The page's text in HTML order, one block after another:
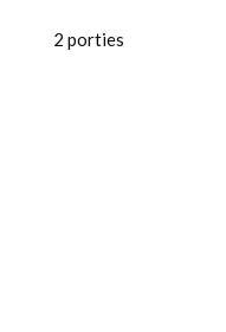
2 porties